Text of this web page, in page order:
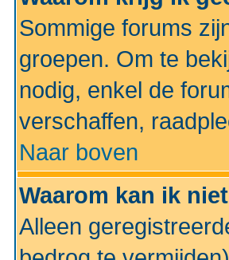
Sommige forums
groepen. Om te
nodig, enkel de
verschaffen,
Naar boven
Waarom kan ik
Alleen